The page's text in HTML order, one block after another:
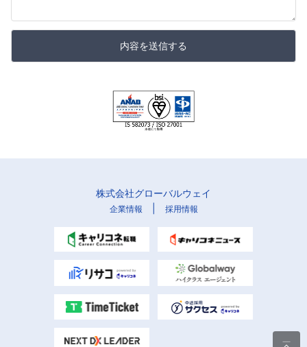
内容を送信する
株式会社グローバルウェイ
企業情報 採用情報